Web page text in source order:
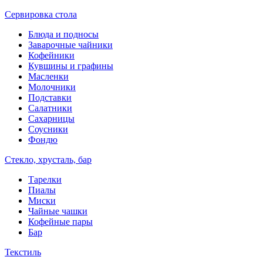
Сервировка стола
Блюда и подносы
Заварочные чайники
Кофейники
Кувшины и графины
Масленки
Молочники
Подставки
Салатники
Сахарницы
Соусники
Фондю
Стекло, хрусталь, бар
Тарелки
Пиалы
Миски
Чайные чашки
Кофейные пары
Бар
Текстиль